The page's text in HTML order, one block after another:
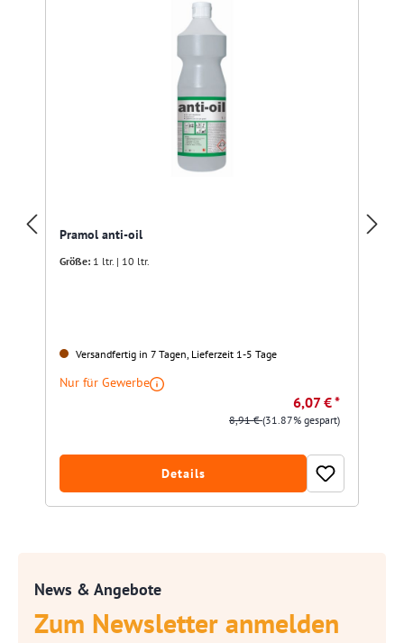
Pramol anti-oil
Größe: 1 ltr. | 10 ltr.
Versandfertig in 7 Tagen, Lieferzeit 1-5 Tage
Nur für Gewerbe
6,07 € *
8,91 €(31.87% gespart)
Details
News & Angebote
Zum Newsletter anmelden